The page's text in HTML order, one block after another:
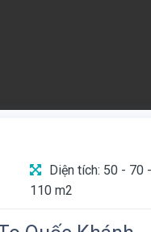
Diện tích: 50 - 70 -
110 m2